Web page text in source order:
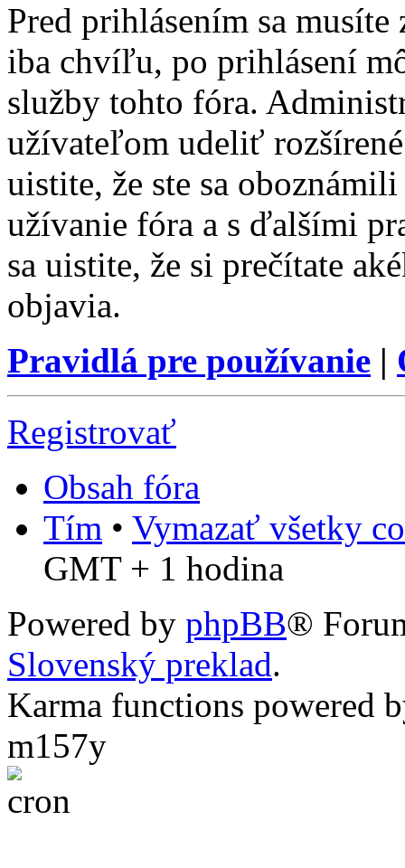
Pred prihlásením sa
iba chvíľu, po prihlásení
služby tohto fóra.
užívateľom udeliť
uistite, že ste sa
užívanie fóra a s ďalšími
sa uistite, že si prečítate
objavia.
Pravidlá pre používanie |
Registrovať
Obsah fóra
Tím • Vymazať všetky
GMT + 1 hodina
Powered by phpBB®
Slovenský preklad.
Karma functions powered
m157y